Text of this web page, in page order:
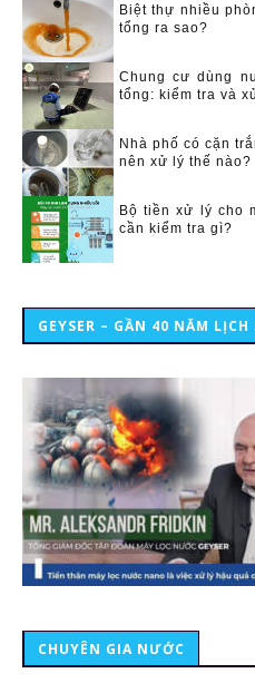
Biệt thự nhiều
tổng ra sao?
Chung cư dùng
tổng: kiểm tra và
Nhà phố có cặn
nên xử lý thế nào?
Bộ tiền xử lý cho
cần kiểm tra gì?
GEYSER – GẦN 40 NĂM LỊCH
CHUYÊN GIA NƯỚC